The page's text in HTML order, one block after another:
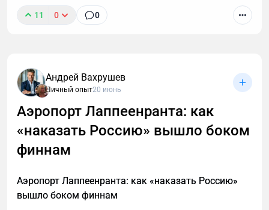
11 0 0
Андрей Вахрушев
Личный опыт20 июнь
Аэропорт Лаппеенранта: как
«наказать Россию» вышло боком
финнам
Аэропорт Лаппеенранта: как «наказать Россию»
вышло боком финнам